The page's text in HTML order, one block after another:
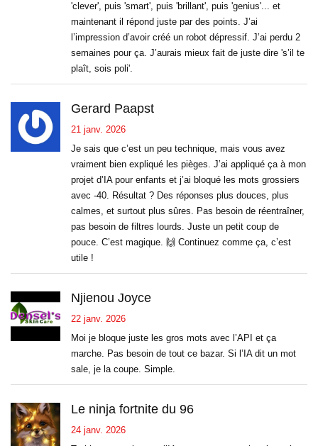
'clever', puis 'smart', puis 'brillant', puis 'genius'... et
maintenant il répond juste par des points. J’ai
l’impression d’avoir créé un robot dépressif. J’ai perdu 2
semaines pour ça. J’aurais mieux fait de juste dire 's’il te
plaît, sois poli'.
Gerard Paapst
21 janv. 2026
Je sais que c’est un peu technique, mais vous avez
vraiment bien expliqué les pièges. J’ai appliqué ça à mon
projet d’IA pour enfants et j’ai bloqué les mots grossiers
avec -40. Résultat ? Des réponses plus douces, plus
calmes, et surtout plus sûres. Pas besoin de réentraîner,
pas besoin de filtres lourds. Juste un petit coup de
pouce. C’est magique. 🙌 Continuez comme ça, c’est
utile !
Njienou Joyce
22 janv. 2026
Moi je bloque juste les gros mots avec l’API et ça
marche. Pas besoin de tout ce bazar. Si l’IA dit un mot
sale, je la coupe. Simple.
Le ninja fortnite du 96
24 janv. 2026